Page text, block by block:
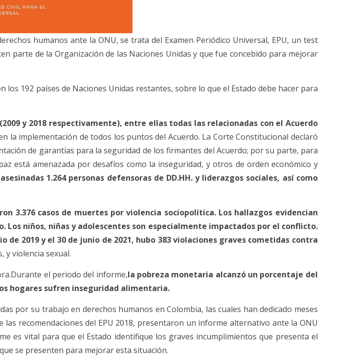
humanos ante la ONU, se trata del Examen Periódico Universal, EPU, un test
parte de la Organización de las Naciones Unidas y que fue concebido para mejorar
los 192 países de Naciones Unidas restantes, sobre lo que el Estado debe hacer para
y 2018 respectivamente), entre ellas todas las relacionadas con el Acuerdo
la implementación de todos los puntos del Acuerdo. La Corte Constitucional declaró
de garantías para la seguridad de los firmantes del Acuerdo; por su parte, para
está amenazada por desafíos como la inseguridad, y otros de orden económico y
1.264 personas defensoras de DD.HH. y liderazgos sociales, así como
3.376 casos de muertes por violencia sociopolítica. Los hallazgos evidencian
Los niños, niñas y adolescentes son especialmente impactados por el conflicto.
2019 y el 30 de junio de 2021, hubo 383 violaciones graves cometidas contra
y violencia sexual.
el periodo del informe,la pobreza monetaria alcanzó un porcentaje del
hogares sufren inseguridad alimentaria.
por su trabajo en derechos humanos en Colombia, las cuales han dedicado meses
recomendaciones del EPU 2018, presentaron un informe alternativo ante la ONU
es vital para que el Estado identifique los graves incumplimientos que presenta el
se presenten para mejorar esta situación.